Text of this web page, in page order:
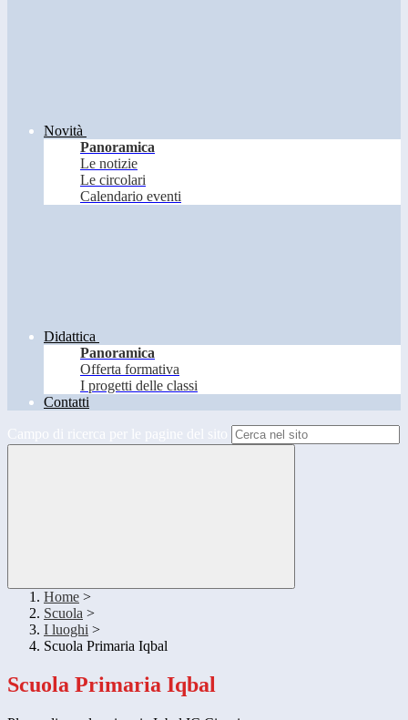
Novità
Panoramica
Le notizie
Le circolari
Calendario eventi
Didattica
Panoramica
Offerta formativa
I progetti delle classi
Contatti
Campo di ricerca per le pagine del sito
Home >
Scuola >
I luoghi >
Scuola Primaria Iqbal
Scuola Primaria Iqbal